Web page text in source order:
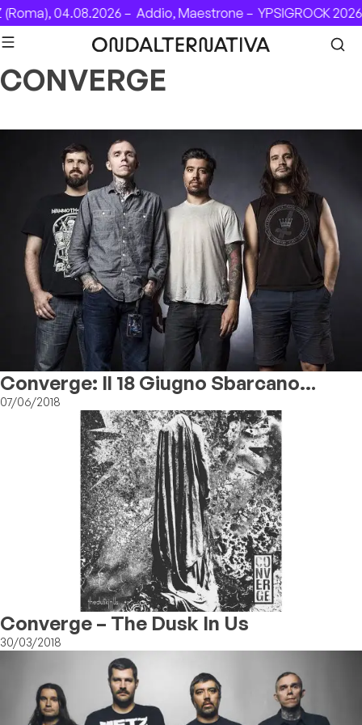
Skip to content04.08.2026 –Addio, Maestrone –YPSIGROCK 2026:
CONVERGE
Converge: Il 18 Giugno Sbarcano
All'Orion Club Di Roma!
07/06/2018
Converge – The Dusk In Us
30/03/2018